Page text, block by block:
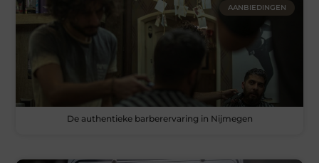
AANBIEDINGEN
De authentieke barberervaring in Nijmegen